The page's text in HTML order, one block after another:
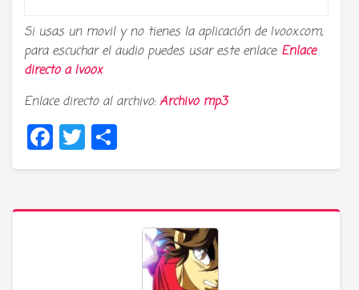
Si usas un movil y no tienes la aplicación de Ivoox.com,
para escuchar el audio puedes usar este enlace: Enlace
directo aIvoox
Enlace directo al archivo:Archivo mp3
Facebook
Twitter